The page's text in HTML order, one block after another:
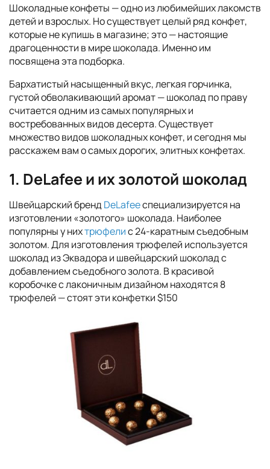
Шоколадные конфеты — одно из любимейших лакомств
детей и взрослых. Но существует целый ряд конфет,
которые не купишь в магазине; это — настоящие
драгоценности в мире шоколада. Именно им
посвящена эта подборка.
Бархатистый насыщенный вкус, легкая горчинка,
густой обволакивающий аромат — шоколад по праву
считается одним из самых популярных и
востребованных видов десерта. Существует
множество видов шоколадных конфет, и сегодня мы
расскажем вам о самых дорогих, элитных конфетах.
1. DeLafee и их золотой шоколад
Швейцарский бренд DeLafeeспециализируется на
изготовлении «золотого» шоколада. Наиболее
популярны у нихтрюфелис 24-каратным съедобным
золотом. Для изготовления трюфелей используется
шоколад из Эквадора и швейцарский шоколад с
добавлением съедобного золота. В красивой
коробочке с лаконичным дизайном находятся 8
трюфелей — стоят эти конфетки $150